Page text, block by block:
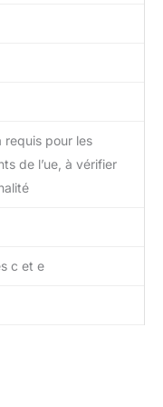
requis pour les
de l’ue, à vérifier
c et e